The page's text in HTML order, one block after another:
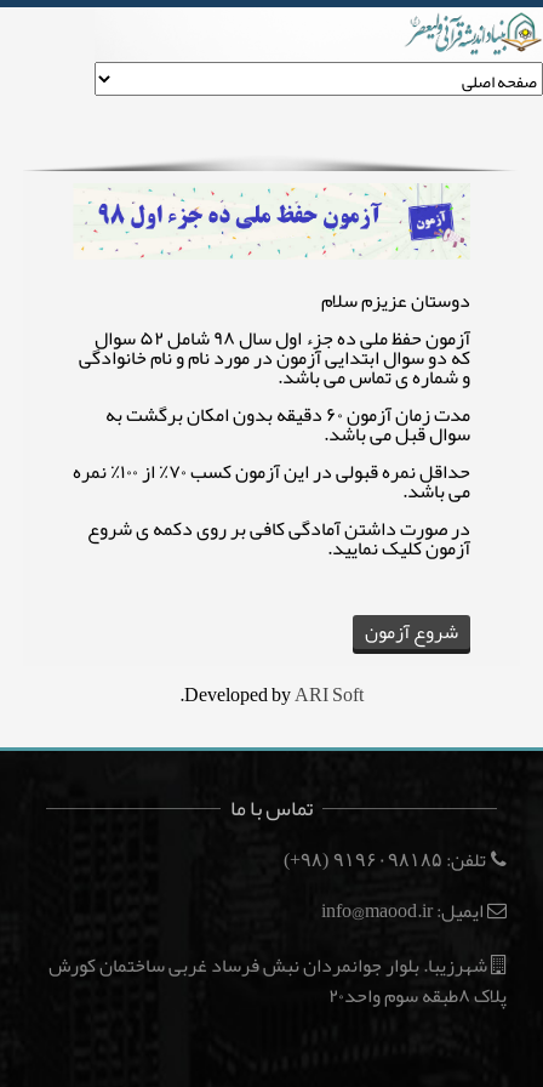
دوستان عزیزم سلام
آزمون حفظ ملی ده جزء اول سال ۹۸ شامل ۵۲ سوال
که دو سوال ابتدایی آزمون در مورد نام و نام خانوادگی
و شماره ی تماس می باشد.
مدت زمان آزمون ۶۰ دقیقه بدون امکان برگشت بهسوال قبل می باشد.
حداقل نمره قبولی در این آزمون کسب ۷۰٪ از ۱۰۰٪ نمره
می باشد.
در صورت داشتن آمادگی کافی بر روی دکمه ی شروع
آزمون کلیک نمایید.
Developed byARI Soft
.
تماس با ما
تلفن: ۹۱۹۶۰۹۸۱۸۵ (۹۸+)
ایمیل: info@maood.ir
شهرزیبا. بلوار جوانمردان نبش فرساد غربی ساختمان کورش
پلاک ۸طبقه سوم واحد۲۰